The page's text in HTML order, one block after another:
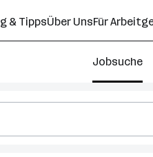
& TippsÜber UnsFür
Jobsuche